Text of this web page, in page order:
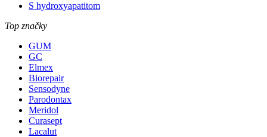
S hydroxyapatitom
Top značky
GUM
GC
Elmex
Biorepair
Sensodyne
Parodontax
Meridol
Curasept
Lacalut